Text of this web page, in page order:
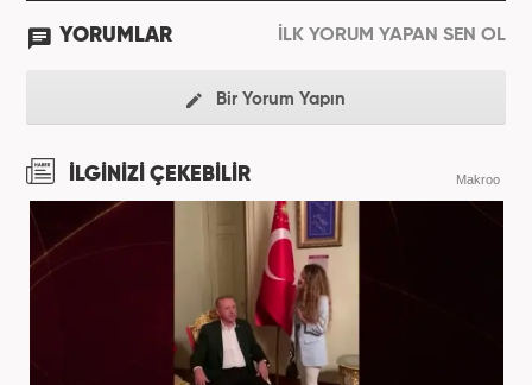
YORUMLAR İLK YORUM YAPAN SEN OL
Bir Yorum Yapın
İLGİNİZİ ÇEKEBİLİR Makroo